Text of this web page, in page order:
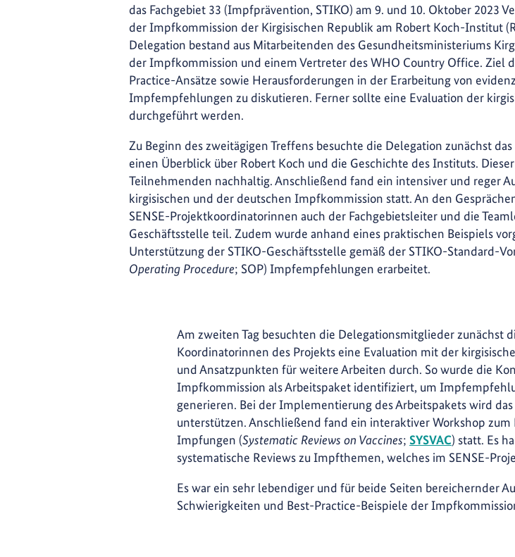
das Fachgebiet 33 (Impfprävention, STIKO) am 9. und 10. Oktober 2023
der Impfkommission der Kirgisischen Republik am Robert Koch-Institut
Delegation bestand aus Mitarbeitenden des Gesundheitsministeriums
der Impfkommission und einem Vertreter des WHO Country Office. Ziel
Practice-Ansätze sowie Herausforderungen in der Erarbeitung von
Impfempfehlungen zu diskutieren. Ferner sollte eine Evaluation der
durchgeführt werden.
Zu Beginn des zweitägigen Treffens besuchte die Delegation zunächst
einen Überblick über Robert Koch und die Geschichte des Instituts.
Teilnehmenden nachhaltig. Anschließend fand ein intensiver und reger
kirgisischen und der deutschen Impfkommission statt. An den
SENSE-Projektkoordinatorinnen auch der Fachgebietsleiter und die
Geschäftsstelle teil. Zudem wurde anhand eines praktischen Beispiels
Unterstützung der STIKO-Geschäftsstelle gemäß der STIKO-Standard-
Operating Procedure; SOP) Impfempfehlungen erarbeitet.
Am zweiten Tag besuchten die Delegationsmitglieder zunächst
Koordinatorinnen des Projekts eine Evaluation mit der
und Ansatzpunkten für weitere Arbeiten durch. So wurde die
Impfkommission als Arbeitspaket identifiziert, um
generieren. Bei der Implementierung des Arbeitspakets wird
unterstützen. Anschließend fand ein interaktiver Workshop zum
Impfungen (Systematic Reviews on Vaccines; SYSVAC) statt. Es
systematische Reviews zu Impfthemen, welches im SENSE-
Es war ein sehr lebendiger und für beide Seiten bereichernder
Schwierigkeiten und Best-Practice-Beispiele der